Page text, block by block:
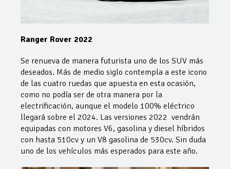
Ranger Rover 2022
Se renueva de manera futurista uno de los SUV más
deseados. Más de medio siglo contempla a este icono
de las cuatro ruedas que apuesta en esta ocasión,
como no podía ser de otra manera por la
electrificación, aunque el modelo 100% eléctrico
llegará sobre el 2024. Las versiones 2022 vendrán
equipadas con motores V6, gasolina y diesel híbridos
con hasta 510cv y un V8 gasolina de 530cv. Sin duda
uno de los vehículos más esperados para este año.